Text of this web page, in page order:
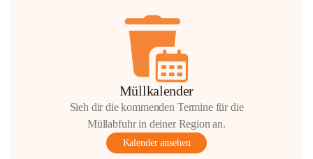
Müllkalender
Sieh dir die kommenden Termine für die
Müllabfuhr in deiner Region an.
Kalender ansehen